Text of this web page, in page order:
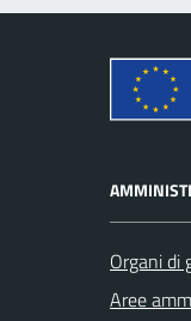
Organi di
Aree